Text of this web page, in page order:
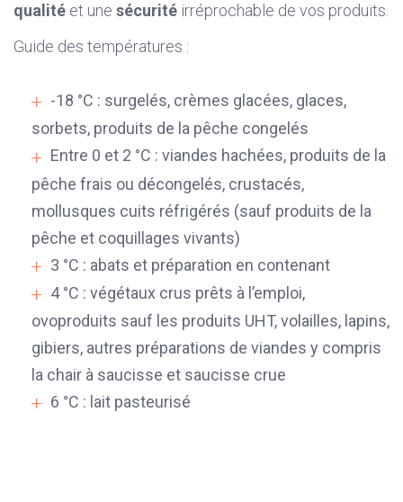
qualité et une sécurité irréprochable de vos produits.
Guide des températures :
-18 °C : surgelés, crèmes glacées, glaces,
sorbets, produits de la pêche congelés
Entre 0 et 2 °C : viandes hachées, produits de la
pêche frais ou décongelés, crustacés,
mollusques cuits réfrigérés (sauf produits de la
pêche et coquillages vivants)
3 °C : abats et préparation en contenant
4 °C : végétaux crus prêts à l’emploi,
ovoproduits sauf les produits UHT, volailles, lapins,
gibiers, autres préparations de viandes y compris
la chair à saucisse et saucisse crue
6 °C : lait pasteurisé